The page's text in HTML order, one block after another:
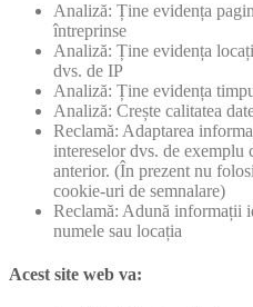
Analiză: Ține evidența
întreprinse
Analiză: Ține evidența
dvs. de IP
Analiză: Ține evidența
Analiză: Crește calitatea
Reclamă: Adaptarea
intereselor dvs. de
anterior. (În prezent nu
cookie-uri de semnalare)
Reclamă: Adună informații
numele sau locația
Acest site web va: